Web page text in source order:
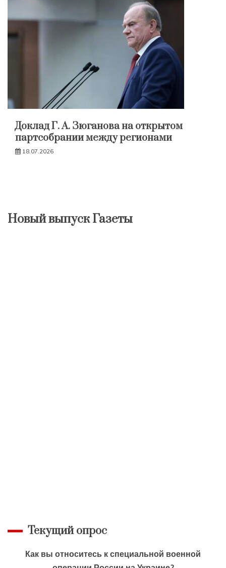
Доклад Г. А. Зюганова на открытом
партсобрании между регионами
18.07.2026
Новый выпуск Газеты
Текущий опрос
Как вы относитесь к специальной военной